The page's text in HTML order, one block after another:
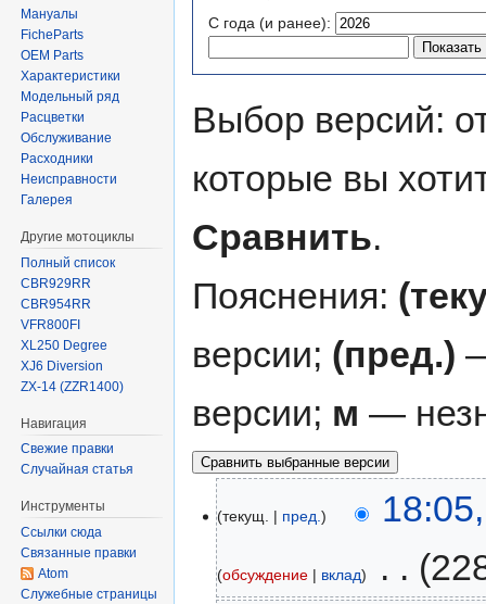
навигации
поиску
С года (и ранее):
Выбор версий:
которые вы
Сравнить.
Пояснения:
версии; (пред.)
версии; м —
текущ. пред.
обсуждение вклад
Мануалы
FicheParts
OEM Parts
Характеристики
Модельный ряд
Расцветки
Обслуживание
Расходники
Неисправности
Галерея
Другие мотоциклы
Полный список
CBR929RR
CBR954RR
VFR800FI
XL250 Degree
XJ6 Diversion
ZX-14 (ZZR1400)
Навигация
Свежие правки
Случайная статья
Инструменты
Ссылки сюда
Связанные правки
Atom
Служебные страницы